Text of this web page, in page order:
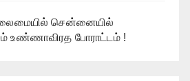
சென்னையில்
உண்ணாவிரத போராட்டம் !